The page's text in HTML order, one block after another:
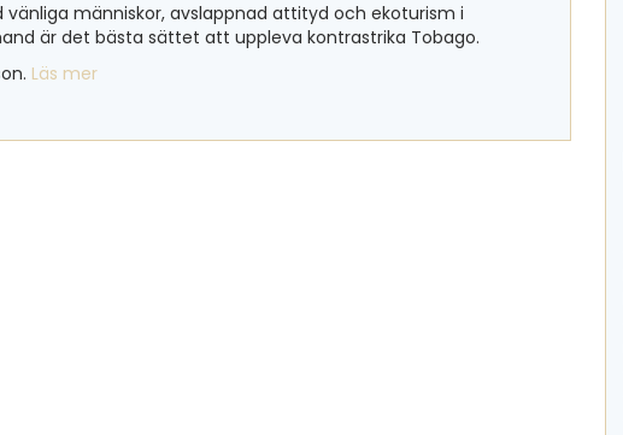
människor, avslappnad attityd och ekoturism i
är det bästa sättet att uppleva kontrastrika Tobago.
Läs mer